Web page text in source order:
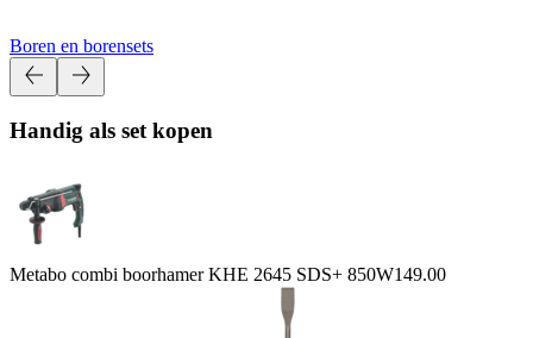
Boren en borensets
Handig als set kopen
Metabo combi boorhamer KHE 2645 SDS+ 850W149.00